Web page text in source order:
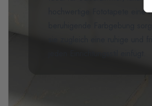
hochwertige Fototapete
beruhigende Farbgebung
sie zugleich eine ruhige und